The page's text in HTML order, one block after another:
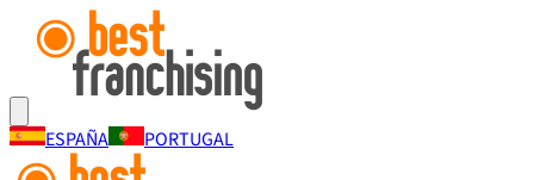
ESPAÑA PORTUGAL